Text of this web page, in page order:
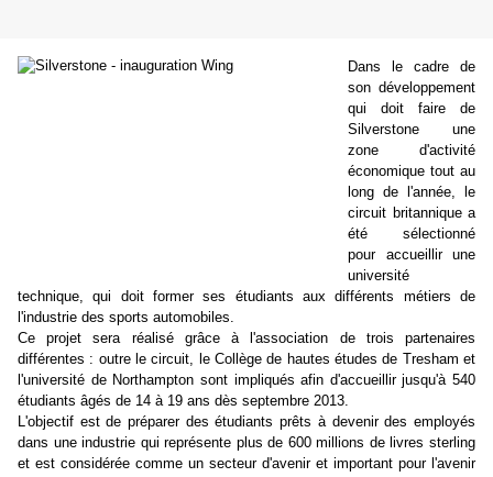
Dans le cadre de
son développement
qui doit faire de
Silverstone une
zone d'activité
économique tout au
long de l'année, le
circuit britannique a
été sélectionné
pour accueillir une
université
technique, qui doit former ses étudiants aux différents métiers de
l'industrie des sports automobiles.
Ce projet sera réalisé grâce à l'association de trois partenaires
différentes : outre le circuit, le Collège de hautes études de Tresham et
l'université de Northampton sont impliqués afin d'accueillir jusqu'à 540
étudiants âgés de 14 à 19 ans dès septembre 2013.
L'objectif est de préparer des étudiants prêts à devenir des employés
dans une industrie qui représente plus de 600 millions de livres sterling
et est considérée comme un secteur d'avenir et important pour l'avenir